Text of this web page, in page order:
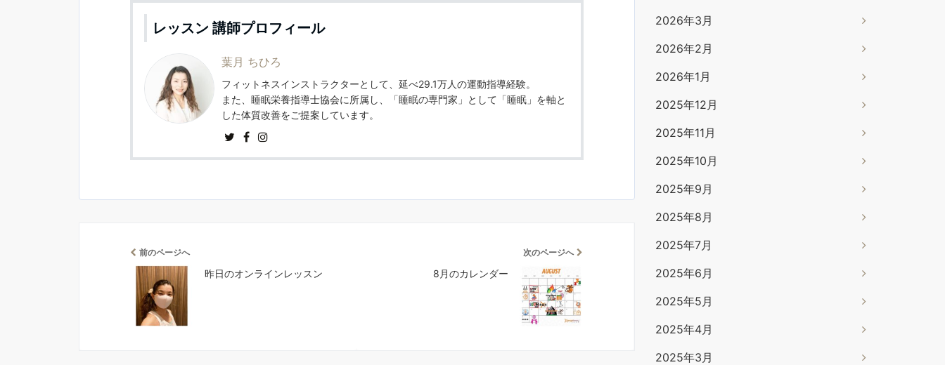
レッスン 講師プロフィール
葉月 ちひろ
フィットネスインストラクターとして、延べ29.1万人の運動指導経験。
また、睡眠栄養指導士協会に所属し、「睡眠の専門家」として「睡眠」を軸と
した体質改善をご提案しています。
前のページへ
昨日のオンラインレッスン
次のページへ
8月のカレンダー
2026年3月
2026年2月
2026年1月
2025年12月
2025年11月
2025年10月
2025年9月
2025年8月
2025年7月
2025年6月
2025年5月
2025年4月
2025年3月